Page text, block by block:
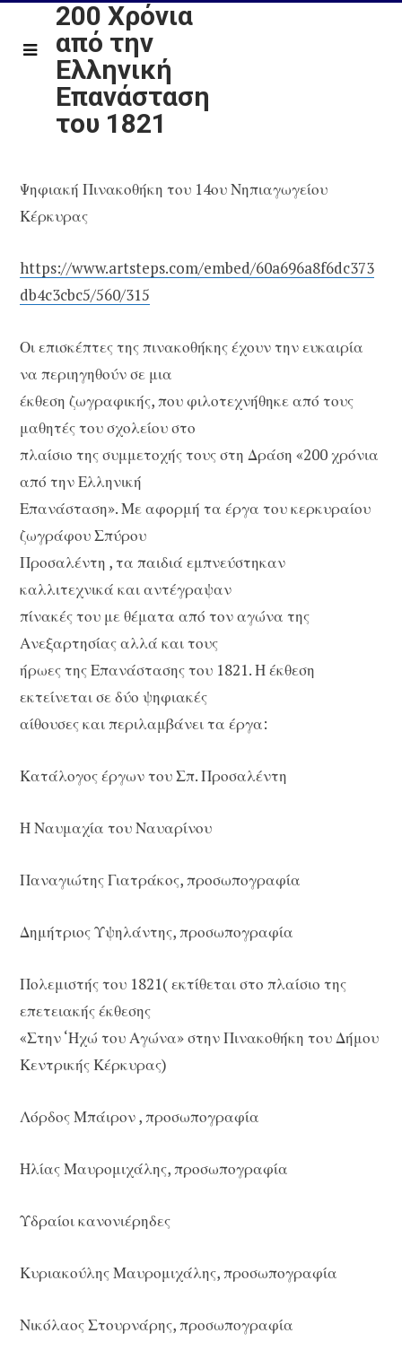
200 Χρόνια
από την
Ελληνική
Επανάσταση
του 1821
Ψηφιακή Πινακοθήκη του 14ου Νηπιαγωγείου
Κέρκυρας
https://www.artsteps.com/embed/60a696a8f6dc373
db4c3cbc5/560/315
Οι επισκέπτες της πινακοθήκης έχουν την ευκαιρία
να περιηγηθούν σε μια
έκθεση ζωγραφικής, που φιλοτεχνήθηκε από τους
μαθητές του σχολείου στο
πλαίσιο της συμμετοχής τους στη Δράση «200 χρόνια
από την Ελληνική
Επανάσταση». Με αφορμή τα έργα του κερκυραίου
ζωγράφου Σπύρου
Προσαλέντη , τα παιδιά εμπνεύστηκαν
καλλιτεχνικά και αντέγραψαν
πίνακές του με θέματα από τον αγώνα της
Ανεξαρτησίας αλλά και τους
ήρωες της Επανάστασης του 1821. Η έκθεση
εκτείνεται σε δύο ψηφιακές
αίθουσες και περιλαμβάνει τα έργα:
Κατάλογος έργων του Σπ. Προσαλέντη
Η Ναυμαχία του Ναυαρίνου
Παναγιώτης Γιατράκος, προσωπογραφία
Δημήτριος Υψηλάντης, προσωπογραφία
Πολεμιστής του 1821( εκτίθεται στο πλαίσιο της
επετειακής έκθεσης
«Στην ‘Ηχώ του Αγώνα» στην Πινακοθήκη του Δήμου
Κεντρικής Κέρκυρας)
Λόρδος Μπάιρον , προσωπογραφία
Ηλίας Μαυρομιχάλης, προσωπογραφία
Υδραίοι κανονιέρηδες
Κυριακούλης Μαυρομιχάλης, προσωπογραφία
Νικόλαος Στουρνάρης, προσωπογραφία